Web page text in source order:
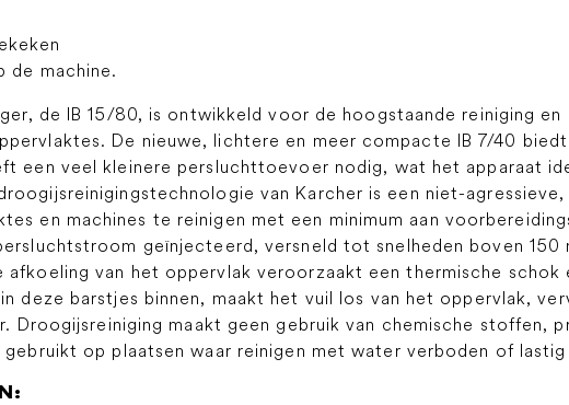
de machine.
de IB 15/80, is ontwikkeld voor de hoogstaande reiniging
De nieuwe, lichtere en meer compacte IB 7/40
een veel kleinere persluchttoevoer nodig, wat het apparaat
van Karcher is een niet-
en machines te reinigen met een minimum aan
geïnjecteerd, versneld tot snelheden boven 150
afkoeling van het oppervlak veroorzaakt een thermische
deze barstjes binnen, maakt het vuil los van het oppervlak,
Droogijsreiniging maakt geen gebruik van chemische stoffen,
op plaatsen waar reinigen met water verboden of lastig